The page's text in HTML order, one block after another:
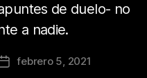
de duelo- no
a nadie.
Fechafebrero 5, 2021